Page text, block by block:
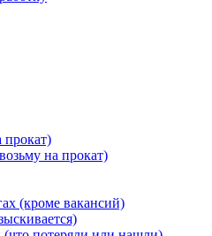
прокат)
на прокат)
(кроме вакансий)